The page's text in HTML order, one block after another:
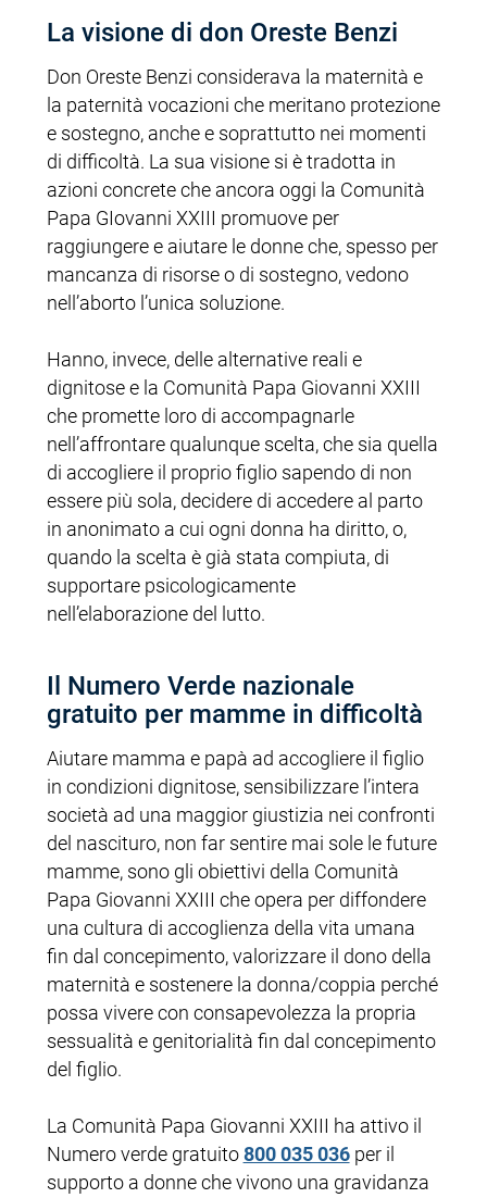
La visione di don Oreste Benzi
Don Oreste Benzi considerava la maternità e
la paternità vocazioni che meritano protezione
e sostegno, anche e soprattutto nei momenti
di difficoltà. La sua visione si è tradotta in
azioni concrete che ancora oggi la Comunità
Papa GIovanni XXIII promuove per
raggiungere e aiutare le donne che, spesso per
mancanza di risorse o di sostegno, vedono
nell’aborto l’unica soluzione.
Hanno, invece, delle alternative reali e
dignitose e la Comunità Papa Giovanni XXIII
che promette loro di accompagnarle
nell’affrontare qualunque scelta, che sia quella
di accogliere il proprio figlio sapendo di non
essere più sola, decidere di accedere al parto
in anonimato a cui ogni donna ha diritto, o,
quando la scelta è già stata compiuta, di
supportare psicologicamente
nell’elaborazione del lutto.
Il Numero Verde nazionale
gratuito per mamme in difficoltà
Aiutare mamma e papà ad accogliere il figlio
in condizioni dignitose, sensibilizzare l’intera
società ad una maggior giustizia nei confronti
del nascituro, non far sentire mai sole le future
mamme, sono gli obiettivi della Comunità
Papa Giovanni XXIII che opera per diffondere
una cultura di accoglienza della vita umana
fin dal concepimento, valorizzare il dono della
maternità e sostenere la donna/coppia perché
possa vivere con consapevolezza la propria
sessualità e genitorialità fin dal concepimento
del figlio.
La Comunità Papa Giovanni XXIII ha attivo il
Numero verde gratuito800 035 036per il
supporto a donne che vivono una gravidanza